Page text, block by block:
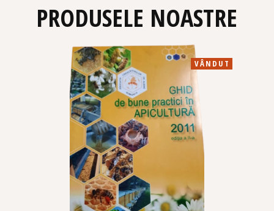
PRODUSELE NOASTRE
VÂNDUT